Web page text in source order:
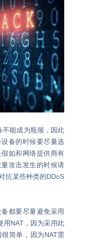
能成为瓶颈，因此
备的时候要尽量选
如和网络提供商有
攻击发生的时候请
抗某些种类的DDoS
都要尽量避免采用
用NAT，因为采用此
简单，因为NAT需